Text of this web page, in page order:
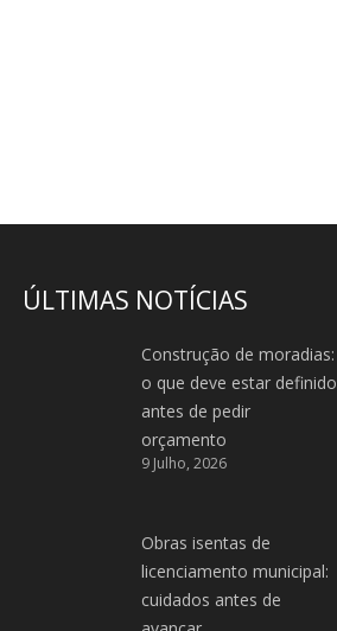
ÚLTIMAS NOTÍCIAS
Construção de moradias:
o que deve estar definido
antes de pedir
orçamento
9 Julho, 2026
Obras isentas de
licenciamento municipal:
cuidados antes de